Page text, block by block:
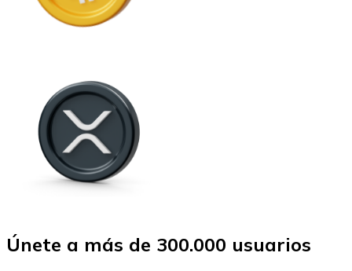
Únete a más de 300.000 usuarios